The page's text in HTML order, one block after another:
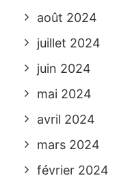
août 2024
juillet 2024
juin 2024
mai 2024
avril 2024
mars 2024
février 2024